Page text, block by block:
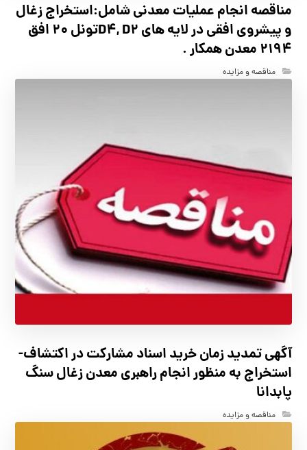
مناقصه انجام عملیات معدنی شامل:استخراج زغال
و پیشروی افقی در لایه های D4, D2تونل 20 افق
2194 معدن همکار .
مناقصه و مزایده
آگهي تمدید زمان خرید اسناد مشارکت در اکتشاف-
استخراج به منظور انجام راهبری معدن زغال سنگ
پابدانا
مناقصه و مزایده